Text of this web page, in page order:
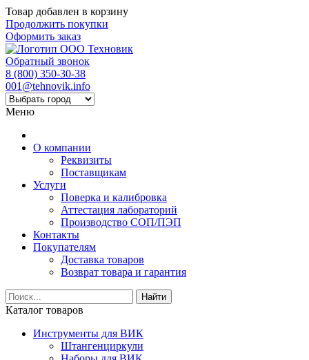
Товар добавлен в корзину
Продолжить покупки
Оформить заказ
Обратный звонок
8 (800) 350-30-38
001@tehnovik.info
Меню
О компании
Реквизиты
Поставщикам
Услуги
Поверка и калибровка
Аттестация лабораторий
Производство СОП/ПЭП
Контакты
Покупателям
Доставка товаров
Возврат товара и гарантия
Найти
Каталог товаров
Инструменты для ВИК
Штангенциркули